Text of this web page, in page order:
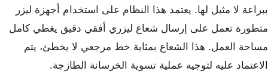
ببراعة لا مثيل لها. يعتمد هذا النظام على استخدام أجهزة ليزر
متطورة تعمل على إرسال شعاع ليزري أفقي دقيق يغطي كامل
مساحة العمل. هذا الشعاع بمثابة خط مرجعي لا يخطئ، يتم
الاعتماد عليه لتوجيه عملية تسوية الخرسانة الطازجة.